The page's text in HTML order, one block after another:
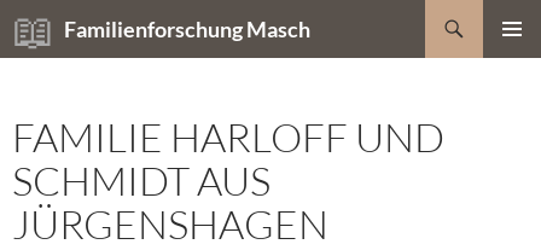
Zum
Inhalt
Familienforschung Masch
Suchen
FAMILIE HARLOFF UND
SCHMIDT AUS
JÜRGENSHAGEN